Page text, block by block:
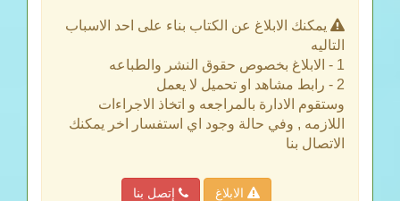
يمكنك الابلاغ عن الكتاب بناء على احد الاسباب
التاليه
1 - الابلاغ بخصوص حقوق النشر والطباعه
2 - رابط مشاهد او تحميل لا يعمل
وستقوم الادارة بالمراجعه و اتخاذ الاجراءات
اللازمه , وفي حالة وجود اي استفسار اخر يمكنك
الاتصال بنا
الابلاغ إتصل بنا